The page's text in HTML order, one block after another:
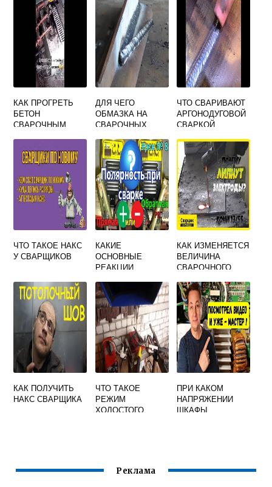
КАК ПРОГРЕТЬ
БЕТОН
СВАРОЧНЫМ
ДЛЯ ЧЕГО
ОБМАЗКА НА
СВАРОЧНЫХ
ЧТО СВАРИВАЮТ
АРГОНОДУГОВОЙ
СВАРКОЙ
ЧТО ТАКОЕ НАКС
У СВАРЩИКОВ
КАКИЕ
ОСНОВНЫЕ
РЕАКЦИИ
ПРОИСХОДЯТ
ПРИ СВАРКЕ
КАК ИЗМЕНЯЕТСЯ
ВЕЛИЧИНА
СВАРОЧНОГО
УВЕЛИЧЕНИИ
ДЛИНЫ ДУГИ
КАК ПОЛУЧИТЬ
НАКС СВАРЩИКА
ЧТО ТАКОЕ
РЕЖИМ
ХОЛОСТОГО
ПРИ КАКОМ
НАПРЯЖЕНИИ
ШКАФЫ
МАШИН
Реклама